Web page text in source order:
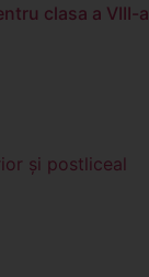
clasa a VIII-a